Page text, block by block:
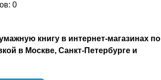
0
книгу в интернет-магазинах по
в Москве, Санкт-Петербурге и